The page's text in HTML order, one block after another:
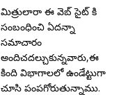
మిత్రులారా ఈ వెబ్ సైట్ కి
సంబంధించి ఏదన్నా
సమాచారం
అందిచదల్చుకున్నవారు,ఈ
కింది విభాగాలలో ఉండేట్టుగా
చూసి పంపగోరుతున్నాము.